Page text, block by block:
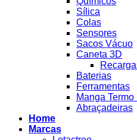
Sílica
Colas
Sensores
Sacos Vácuo
Caneta 3D
Baterias
Ferramentas
Manga Termo
Abraçadeiras
Home
Marcas